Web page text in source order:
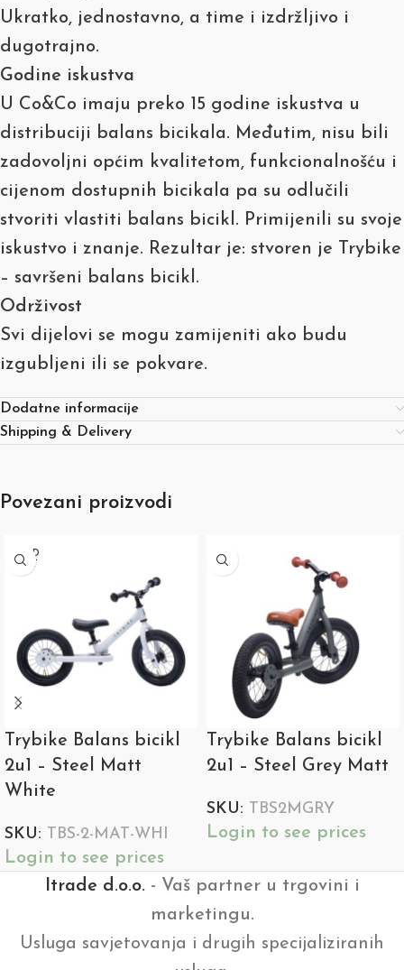
Ukratko, jednostavno, a time i izdržljivo i
dugotrajno.
Godine iskustva
U Co&Co imaju preko 15 godine iskustva u
distribuciji balans bicikala. Međutim, nisu bili
zadovoljni općim kvalitetom, funkcionalnošću i
cijenom dostupnih bicikala pa su odlučili
stvoriti vlastiti balans bicikl. Primijenili su svoje
iskustvo i znanje. Rezultar je: stvoren je Trybike
– savršeni balans bicikl.
Održivost
Svi dijelovi se mogu zamijeniti ako budu
izgubljeni ili se pokvare.
Dodatne informacije
Shipping & Delivery
Povezani proizvodi
SOLD
OUT
Trybike Balans bicikl
2u1 – Steel Matt
White
SKU: TBS-2-MAT-WHI
Login to see prices
Trybike Balans bicikl
2u1 – Steel Grey Matt
SKU: TBS2MGRY
Login to see prices
Itrade d.o.o.- Vaš partner u trgovini i
marketingu.
Usluga savjetovanja i drugih specijaliziranih